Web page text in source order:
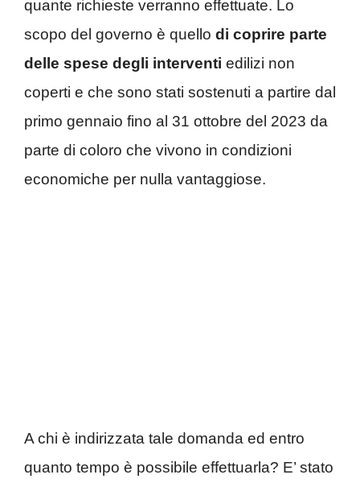
quante richieste verranno effettuate. Lo
scopo del governo è quello di coprire parte
delle spese degli interventi edilizi non
coperti e che sono stati sostenuti a partire dal
primo gennaio fino al 31 ottobre del 2023 da
parte di coloro che vivono in condizioni
economiche per nulla vantaggiose.
A chi è indirizzata tale domanda ed entro
quanto tempo è possibile effettuarla? E’ stato